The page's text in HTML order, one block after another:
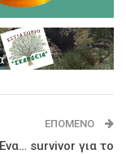
ΕΠΌΜΕΝΟ
Ενα… survivor για το